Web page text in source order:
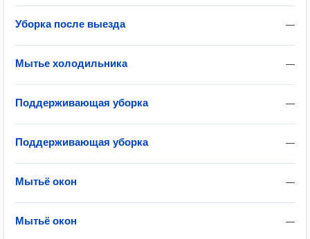
—
Уборка после выезда
—
Мытье холодильника
—
Поддерживающая уборка
—
Поддерживающая уборка
—
Мытьё окон
—
Мытьё окон